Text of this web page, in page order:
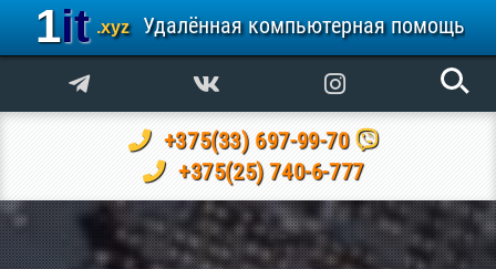
1it .xyz Удалённая компьютерная помощь
+375(33) 697-99-70
+375(25) 740-6-777